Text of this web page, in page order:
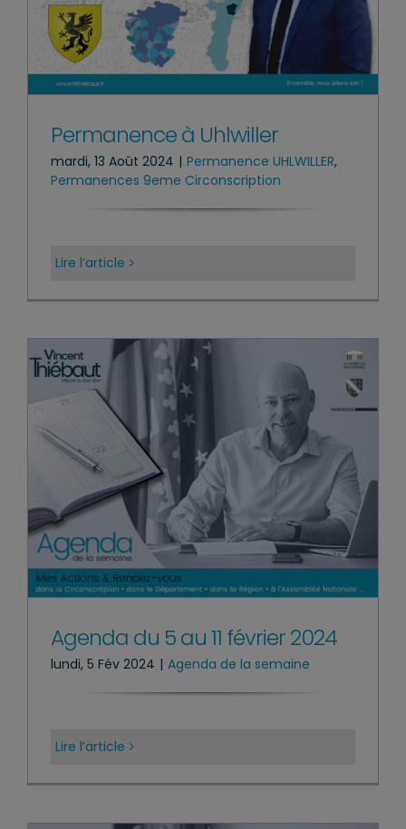
Permanence à Uhlwiller
mardi, 13 Août 2024 | Permanence UHLWILLER,
Permanences 9eme Circonscription
Lire l’article
Agenda du 5 au 11 février 2024
lundi, 5 Fév 2024 | Agenda de la semaine
Lire l’article